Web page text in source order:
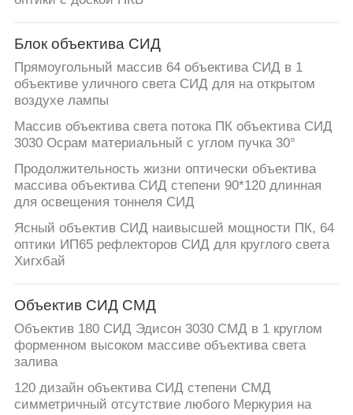
Блок объектива СИД
Прямоугольный массив 64 объектива СИД в 1
объективе уличного света СИД для на открытом
воздухе лампы
Массив объектива света потока ПК объектива СИД
3030 Осрам материальный с углом пучка 30°
Продолжительность жизни оптически объектива
массива объектива СИД степени 90*120 длинная
для освещения тоннеля СИД
Ясный объектив СИД наивысшей мощности ПК, 64
оптики ИП65 рефлекторов СИД для круглого света
Хигхбай
Объектив СИД СМД
Объектив 180 СИД Эдисон 3030 СМД в 1 круглом
форменном высоком массиве объектива света
залива
120 дизайн объектива СИД степени СМД
симметричный отсутствие любого Меркурия на